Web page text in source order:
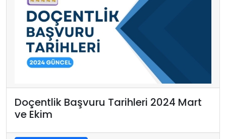
Doçentlik Başvuru Tarihleri 2024 Mart
ve Ekim